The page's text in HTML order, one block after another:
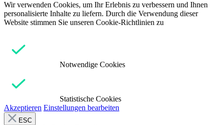
Wir verwenden Cookies, um Ihr Erlebnis zu verbessern und Ihnen
personalisierte Inhalte zu liefern. Durch die Verwendung dieser
Website stimmen Sie unseren Cookie-Richtlinien zu
Notwendige Cookies
Statistische Cookies
Akzeptieren Einstellungen bearbeiten
ESC